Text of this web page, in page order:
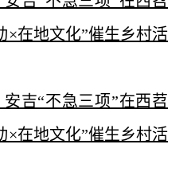
×在地文化”催生乡村活
吉“不急三项”在西苕
×在地文化”催生乡村活